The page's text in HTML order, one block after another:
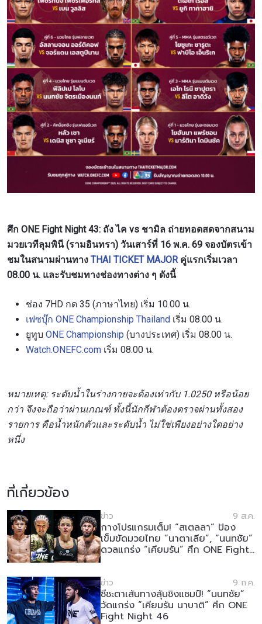
ศึก ONE Fight Night 43: ถัง ไค vs ชามิล ถ่ายทอดสดจากสนาม
มวยเวทีลุมพินี (รามอินทรา) วันเสาร์ที่ 16 พ.ค. 69 จองบัตรเข้า
ชมในสนามผ่านทาง THAI TICKET MAJOR คู่แรกเริ่มเวลา
08.00 น. และรับชมทางช่องทางต่าง ๆ ดังนี้
ช่อง 7HD กด 35 (ภาษาไทย) เริ่ม 10.00 น.
เฟซบุ๊ก ONE Championship Thailand เริ่ม 08.00 น.
ยูทูบ ONE Championship (บางประเทศ) เริ่ม 08.00 น.
Watch.ONEFC.com เริ่ม 08.00 น.
หมายเหตุ: ระดับน้ำในร่างกายจะต้องเท่ากับ 1.0250 หรือน้อย
กว่า จึงจะถือว่าผ่านเกณฑ์ ทั้งนี้นักกีฬาต้องตรวจผ่านทั้งสอง
รายการ คือน้ำหนักตัวและระดับน้ำ ไม่ใช่เพียงอย่างใดอย่าง
หนึ่ง
ที่เกี่ยวข้อง
ข่าว 9 ส.ค.
กางโปรแกรมเต็ม! “สเตลลา” ป้อง
เข็มขัดมวยไทย “นาตาเลีย”, “นนทชัย”
ดวลแกร่ง “เคียมรัน” ศึก ONE Fight
ข่าว 9 ก.ค.
ชี้ชะตาเส้นทางลุ้นชิงแชมป์! “นนทชัย”
วัดแกร่ง “เคียมรัน นาบาติ” ศึก ONE
Fight Night 46